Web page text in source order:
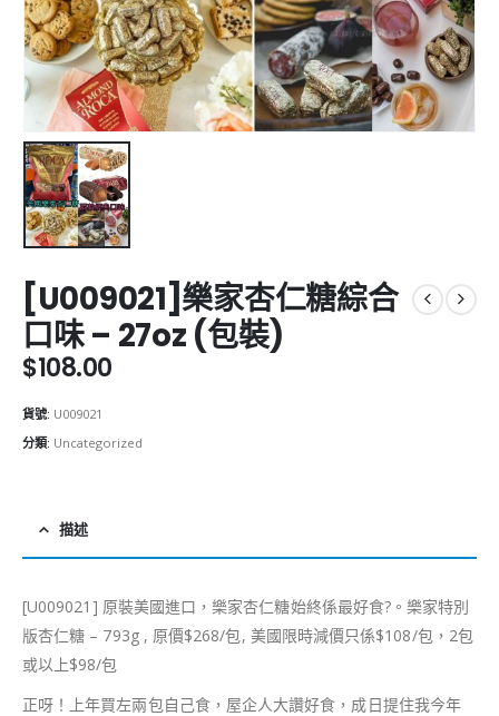
[U009021]樂家杏仁糖綜合
口味 – 27oz (包裝)
$108.00
貨號: U009021
分類: Uncategorized
描述
[U009021] 原裝美國進口，樂家杏仁糖始終係最好食? 。樂家特別
版杏仁糖 – 793g , 原價$268/包, 美國限時減價只係$108/包，2包
或以上$98/包
正呀！上年買左兩包自己食，屋企人大讚好食，成日提住我今年